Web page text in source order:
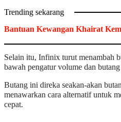
Trending sekarang
Bantuan Kewangan Khairat
Selain itu, Infinix turut menambah
bawah pengatur volume dan butang
Butang ini direka seakan-akan
menawarkan cara alternatif untuk
cepat.